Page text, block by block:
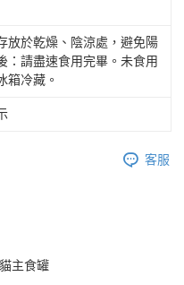
放於乾燥、陰涼處，避免陽
：請盡速食用完畢。未食用
箱冷藏。
客服
貓主食罐